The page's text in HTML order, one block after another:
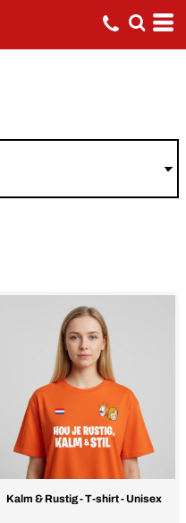
Kalm & Rustig - T-shirt - Unisex